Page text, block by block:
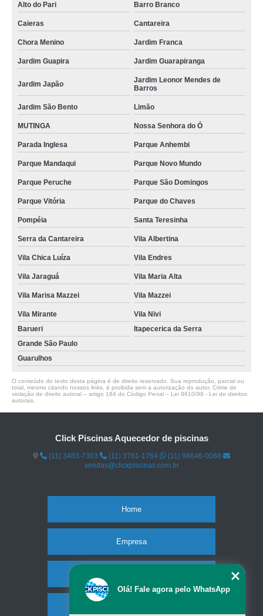
Alto do Pari
Barro Branco
Caieras Cantareira
Chora Menino Jardim Franca
Jardim Guapira Jardim Guarapiranga
Jardim Japão
Jardim Leonor Mendes de
Barros
Jardim São Bento Limão
MUTINGA Nossa Senhora do Ó
Parada Inglesa Parque Anhembi
Parque Mandaqui Parque Novo Mundo
Parque Peruche Parque São Domingos
Parque Vitória Parque do Chaves
Pompéia Santa Teresinha
Serra da Cantareira Vila Albertina
Vila Chica Luíza Vila Endres
Vila Jaraguá Vila Maria Alta
Vila Marisa Mazzei Vila Mazzei
Vila Mirante
Vila Nivi
Barueri
Itapecerica da Serra
Grande São Paulo
Guarulhos
O conteúdo do texto desta página é de direito reservado. Sua reprodução, parcial ou
total, mesmo citando nossos links, é proibida sem a autorização do autor. Crime de
violação de direito autoral – artigo 184 do Código Penal – Lei 9610/98 - Lei de direitos
autorais
Click Piscinas Aquecedor de piscinas
(11) 3483-7393 (11) 3781-1764
(11) 98646-0088
vendas@clickpiscinas.com.br
Home
Empresa
Olá! Fale agora pelo WhatsApp